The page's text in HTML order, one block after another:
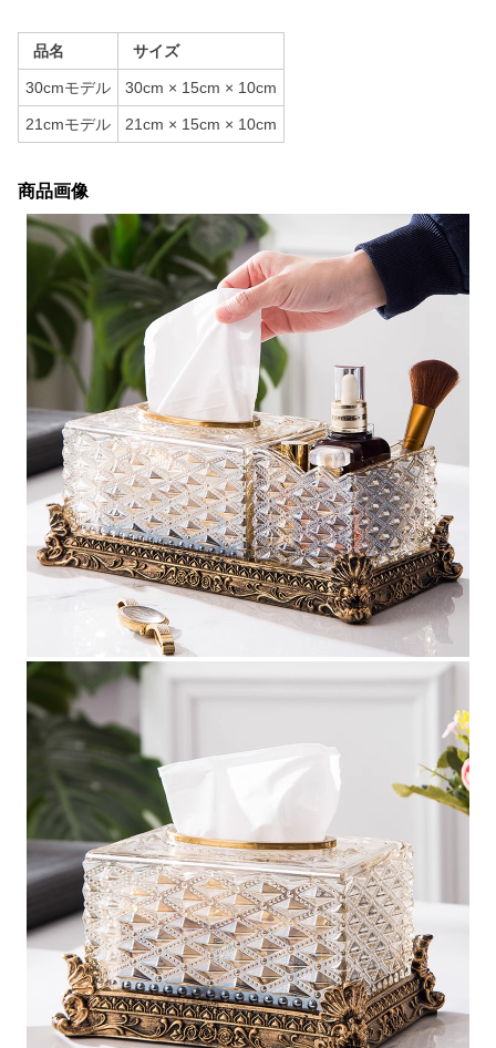
品名 サイズ
30cmモデル 30cm × 15cm × 10cm
21cmモデル 21cm × 15cm × 10cm
商品画像